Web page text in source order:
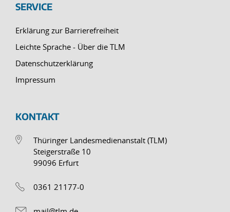
SERVICE
Erklärung zur Barrierefreiheit
Leichte Sprache - Über die TLM
Datenschutzerklärung
Impressum
KONTAKT
Thüringer Landesmedienanstalt (TLM)
Steigerstraße 10
99096 Erfurt
0361 21177-0